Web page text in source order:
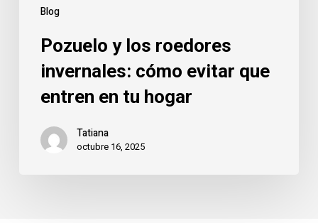
Blog
Pozuelo y los roedores
invernales: cómo evitar que
entren en tu hogar
Tatiana
octubre 16, 2025